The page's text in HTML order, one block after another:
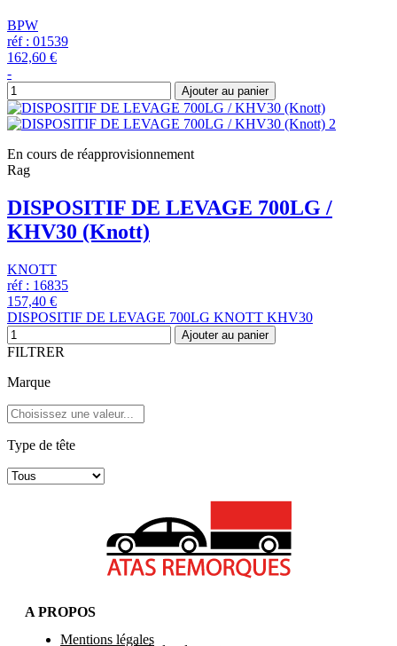
BPW
réf : 01539
162,60 €
-
Ajouter au panier
En cours de réapprovisionnement
Rag
DISPOSITIF DE LEVAGE 700LG /
KHV30 (Knott)
KNOTT
réf : 16835
157,40 €
DISPOSITIF DE LEVAGE 700LG KNOTT KHV30
Ajouter au panier
FILTRER
Marque
Type de tête
A PROPOS
Mentions légales